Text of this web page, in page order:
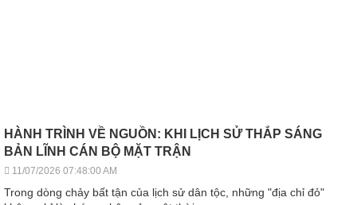
HÀNH TRÌNH VỀ NGUỒN: KHI LỊCH SỬ THẮP SÁNG
BẢN LĨNH CÁN BỘ MẶT TRẬN
11/07/2026 07:48:00 AM
Trong dòng chảy bất tận của lịch sử dân tộc, những "địa chỉ đỏ"